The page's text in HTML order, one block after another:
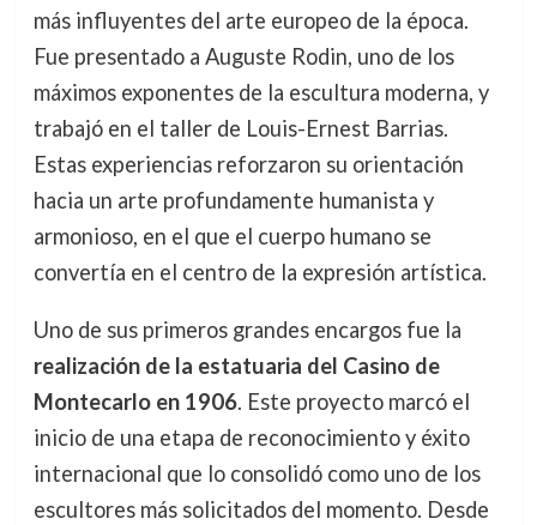
más influyentes del arte europeo de la época.
Fue presentado a Auguste Rodin, uno de los
máximos exponentes de la escultura moderna, y
trabajó en el taller de Louis-Ernest Barrias.
Estas experiencias reforzaron su orientación
hacia un arte profundamente humanista y
armonioso, en el que el cuerpo humano se
convertía en el centro de la expresión artística.
Uno de sus primeros grandes encargos fue la
realización de la estatuaria del Casino de
Montecarlo en 1906. Este proyecto marcó el
inicio de una etapa de reconocimiento y éxito
internacional que lo consolidó como uno de los
escultores más solicitados del momento. Desde